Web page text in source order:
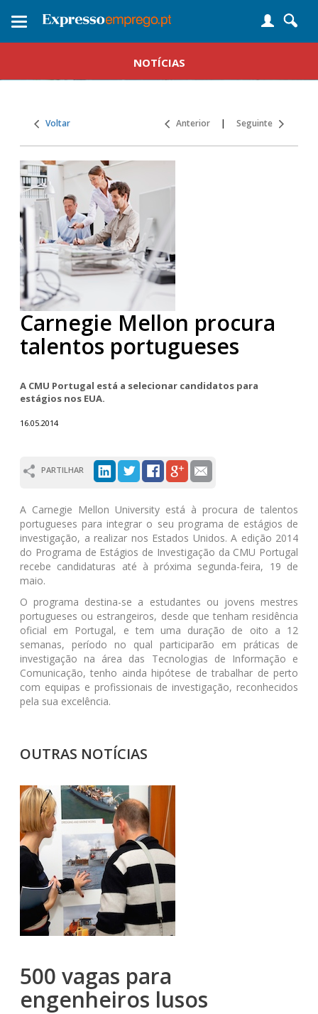
Toggle
NOTÍCIAS
Voltar Anterior | Seguinte
Carnegie Mellon procura
talentos portugueses
A CMU Portugal está a selecionar candidatos para
estágios nos EUA.
16.05.2014
PARTILHAR
A Carnegie Mellon University está à procura de talentos
portugueses para integrar o seu programa de estágios de
investigação, a realizar nos Estados Unidos. A edição 2014
do Programa de Estágios de Investigação da CMU Portugal
recebe candidaturas até à próxima segunda-feira, 19 de
maio.
O programa destina-se a estudantes ou jovens mestres
portugueses ou estrangeiros, desde que tenham residência
oficial em Portugal, e tem uma duração de oito a 12
semanas, período no qual participarão em práticas de
investigação na área das Tecnologias de Informação e
Comunicação, tenho ainda hipótese de trabalhar de perto
com equipas e profissionais de investigação, reconhecidos
pela sua excelência.
OUTRAS NOTÍCIAS
500 vagas para
engenheiros lusos